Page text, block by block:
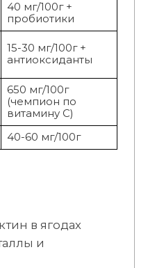
40 мг/100г +
пробиотики
15-30 мг/100г +
антиоксиданты
650 мг/100г
(чемпион по
витамину С)
40-60 мг/100г
в ягодах
и